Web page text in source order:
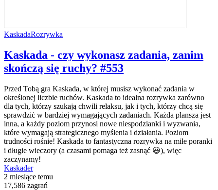
KaskadaRozrywka
Kaskada - czy wykonasz zadania, zanim
skończą się ruchy? #553
Przed Tobą gra Kaskada, w której musisz wykonać zadania w
określonej liczbie ruchów. Kaskada to idealna rozrywka zarówno
dla tych, którzy szukają chwili relaksu, jak i tych, którzy chcą się
sprawdzić w bardziej wymagających zadaniach. Każda plansza jest
inna, a każdy poziom przynosi nowe niespodzianki i wyzwania,
które wymagają strategicznego myślenia i działania. Poziom
trudności rośnie! Kaskada to fantastyczna rozrywka na miłe poranki
i długie wieczory (a czasami pomaga też zasnąć 😃), więc
zaczynamy!
Kaskader
2 miesiące temu
17,586 zagrań